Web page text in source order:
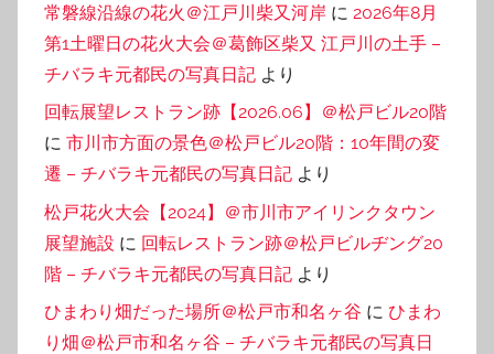
常磐線沿線の花火＠江戸川柴又河岸 に 2026年8月
第1土曜日の花火大会＠葛飾区柴又 江戸川の土手 –
チバラキ元都民の写真日記 より
回転展望レストラン跡【2026.06】＠松戸ビル20階
に 市川市方面の景色＠松戸ビル20階：10年間の変
遷 – チバラキ元都民の写真日記 より
松戸花火大会【2024】＠市川市アイリンクタウン
展望施設 に 回転レストラン跡＠松戸ビルヂング20
階 – チバラキ元都民の写真日記 より
ひまわり畑だった場所＠松戸市和名ヶ谷 に ひまわ
り畑＠松戸市和名ヶ谷 – チバラキ元都民の写真日